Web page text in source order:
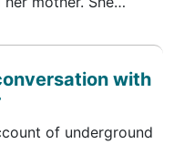
with
of underground